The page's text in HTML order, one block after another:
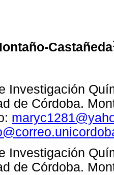
Castañeda
Investigación
de Córdoba.
Investigación
de Córdoba.